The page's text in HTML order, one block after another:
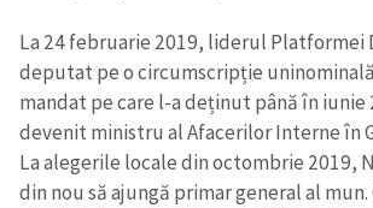
La 24 februarie 2019, liderul Platformei
deputat pe o circumscripție
mandat pe care l-a deținut până în iunie
devenit ministru al Afacerilor Interne în
La alegerile locale din octombrie 2019,
din nou să ajungă primar general al mun.